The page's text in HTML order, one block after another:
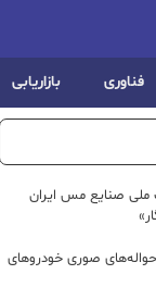
فناوری بازاریابی
ملی صنایع مس ایران
صوری خودروهای